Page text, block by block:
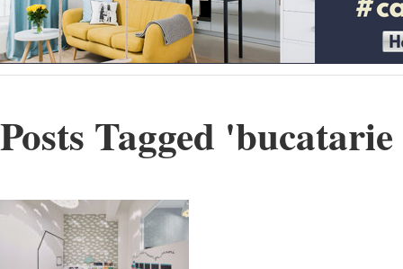
Posts Tagged '